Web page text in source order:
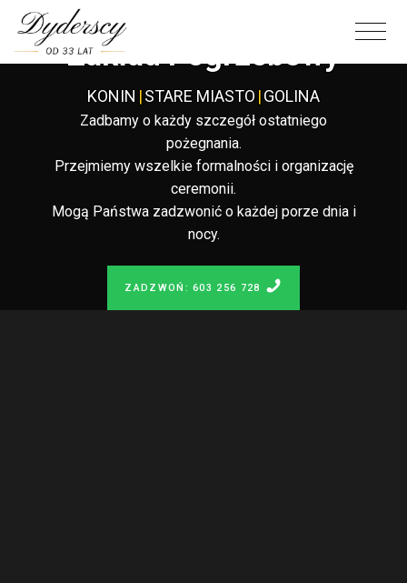
Całodobowy
Zakład Pogrzebowy
KONIN |STARE MIASTO |GOLINA
Zadbamy o każdy szczegół ostatniego
pożegnania.
Przejmiemy wszelkie formalności i organizację
ceremonii.
Mogą Państwa zadzwonić o każdej porze dnia i
nocy.
ZADZWOŃ: 603 256 728